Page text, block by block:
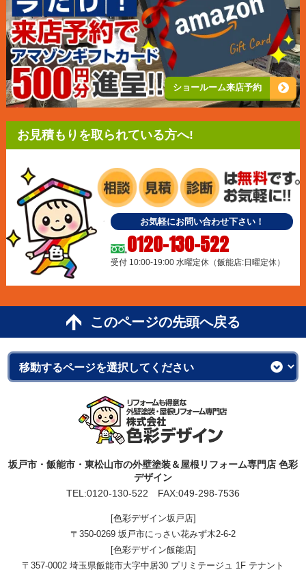
ショールーム来店予約
お見積もりを取られている方へ!
お気軽にお問い合わせ下さい！
0120-130-522
受付 10:00-19:00 水曜定休（飯能店:日曜定休）
このページの先頭へ戻る
坂戸市・飯能市・東松山市の外壁塗装＆屋根リフォーム専門店 色彩
デザイン
TEL:0120-130-522 FAX:049-298-7536
[色彩デザイン坂戸店]
〒350-0269 坂戸市にっさい花みず木2-6-2
[色彩デザイン飯能店]
〒357-0002 埼玉県飯能市大字中居30 プリミテージュ 1F テナント